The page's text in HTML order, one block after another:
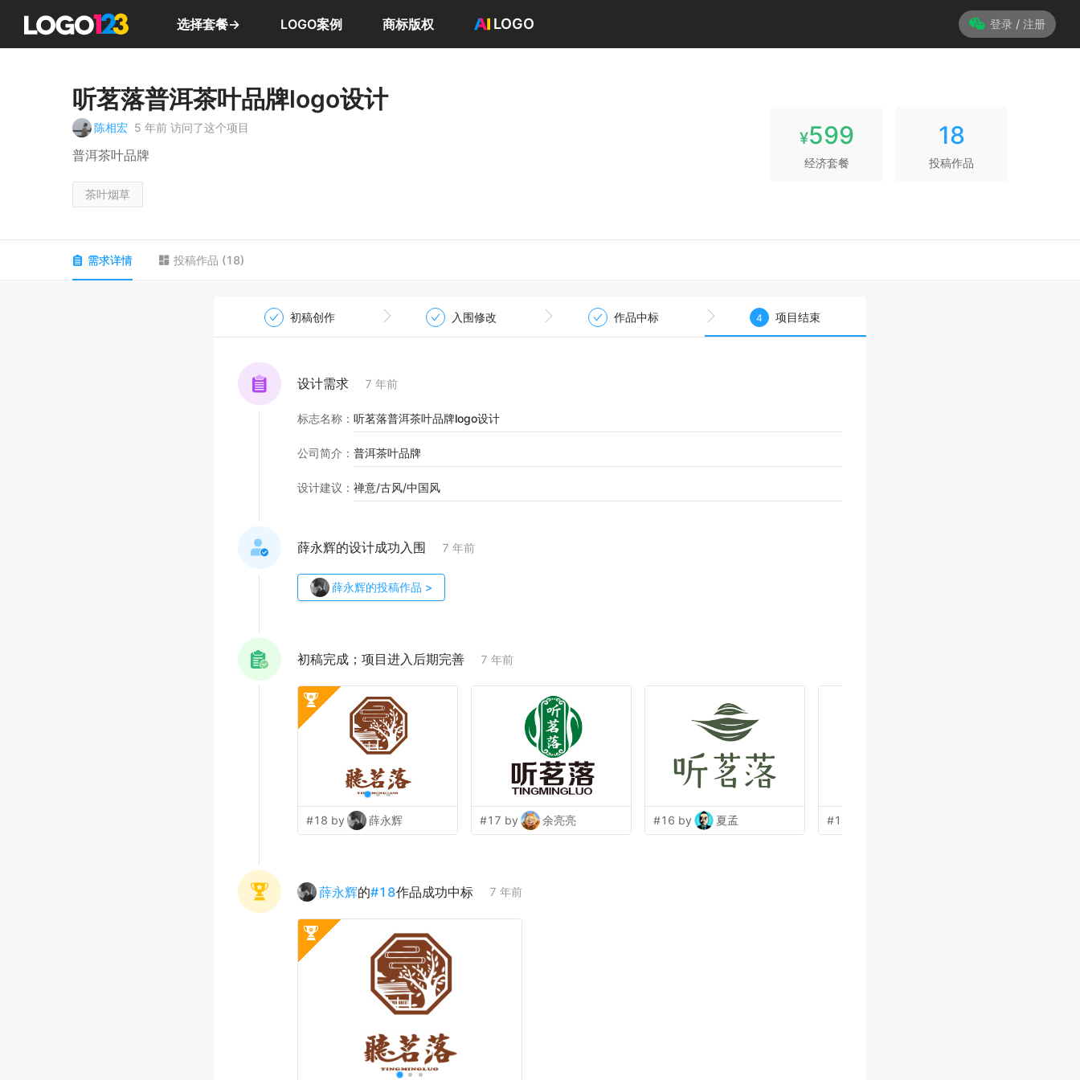
选择套餐→ LOGO案例 商标版权 LOGO 登录 / 注册
听茗落普洱茶叶品牌logo设计
陈相宏 5 年前 访问了这个项目
普洱茶叶品牌
茶叶烟草
¥599
经济套餐
18
投稿作品
需求详情 投稿作品 (18)
初稿创作 入围修改 作品中标 4 项目结束
设计需求 7 年前
标志名称 ： 听茗落普洱茶叶品牌logo设计
公司简介 ： 普洱茶叶品牌
设计建议 ： 禅意/古风/中国风
薛永辉的设计成功入围 7 年前
薛永辉的投稿作品 >
初稿完成；项目进入后期完善 7 年前
#18 by 薛永辉 #17 by 余亮亮 #16 by 夏孟 #14 by
薛永辉的#18作品成功中标 7 年前